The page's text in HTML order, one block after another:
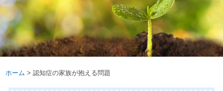
ホーム >認知症の家族が抱える問題